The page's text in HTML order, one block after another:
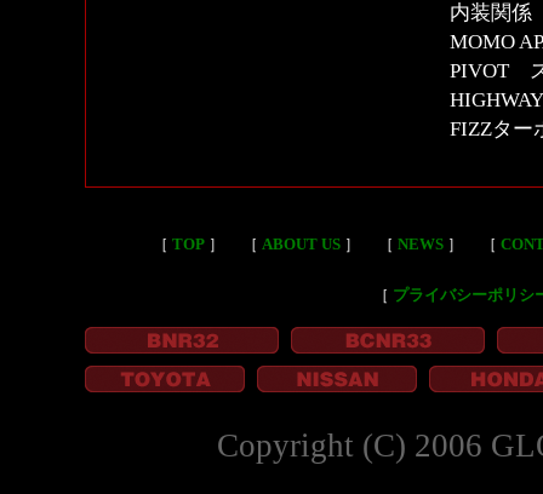
内装関係
MOMO
PIVOT
FIZZター
［ TOP］ ［ ABOUT US］ ［ NEWS］ ［
［ プライバシーポリシ
Copyright (C) 2006